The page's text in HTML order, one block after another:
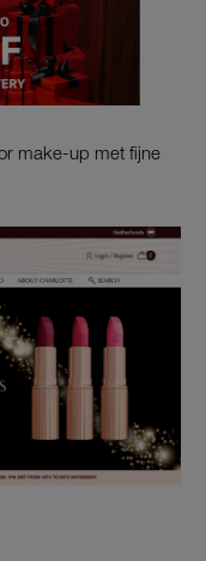
make-up met fijne